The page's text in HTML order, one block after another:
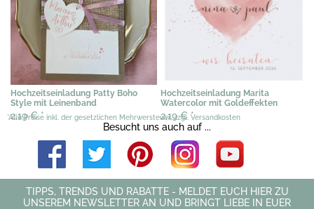
Hochzeitseinladung Patty Boho
Style mit Leinenband
2,19 €*
Hochzeitseinladung Marita
Watercolor mit Goldeffekten
2,19 € *
*Alle Preise inkl. der gesetzlichen Mehrwersteuer, zzgl. Versandkosten
Besucht uns auch auf ...
TIPPS, TRENDS UND RABATTE - MELDET EUCH HIER ZU
UNSEREM NEWSLETTER AN UND BRINGT LIEBE IN EUER